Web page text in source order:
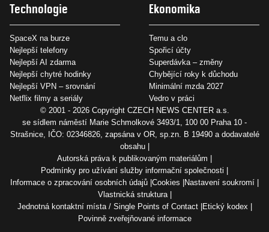
Technologie
SpaceX na burze
Nejlepší telefony
Nejlepší AI zdarma
Nejlepší chytré hodinky
Nejlepší VPN – srovnání
Netflix filmy a seriály
Ekonomika
Temu a clo
Spořicí účty
Superdávka – změny
Chybějící roky k důchodu
Minimální mzda 2027
Vedro v práci
© 2001 - 2026 Copyright CZECH NEWS CENTER a.s.
se sídlem náměstí Marie Schmolkové 3493/1, 100 00 Praha 10 -
Strašnice, IČO: 02346826, zapsána v OR, sp.zn. B 19490 a dodavatelé
obsahu
Autorská práva k publikovaným materiálům
Podmínky pro užívání služby informační společnosti
Informace o zpracování osobních údajů Cookies Nastavení soukromí
Vlastnická struktura
Jednotná kontaktní místa / Single Points of Contact Etický kodex
Povinně zveřejňované informace